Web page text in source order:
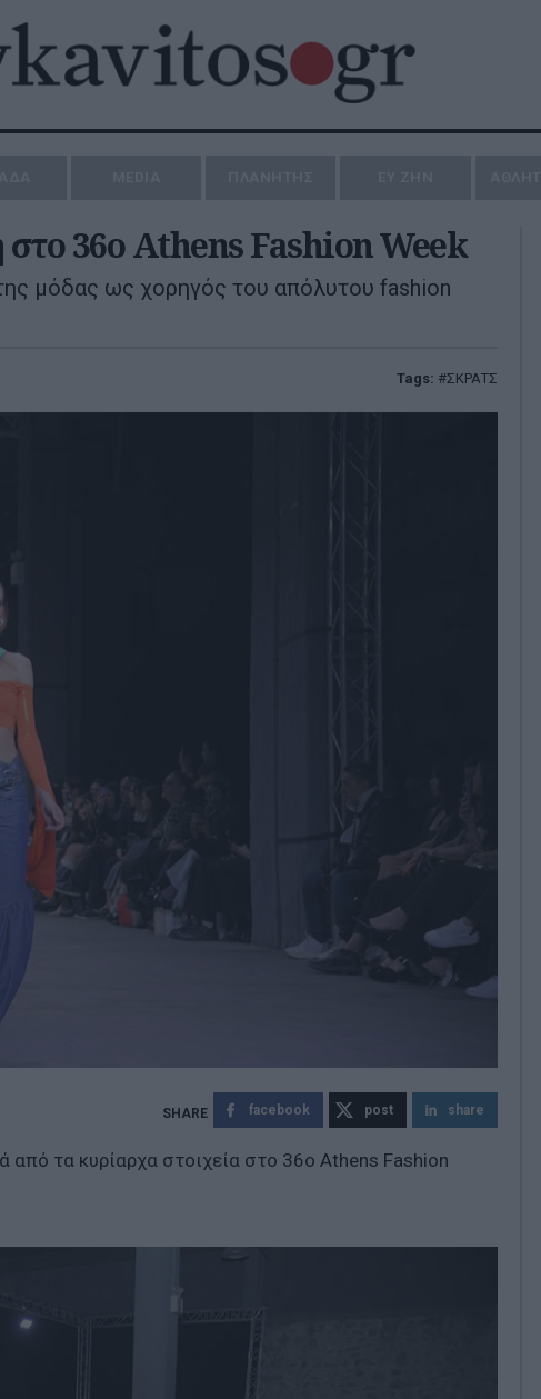
36ο Athens Fashion Week
μόδας ως χορηγός του απόλυτου fashion
Tags: ΣΚΡΑΤΣ
facebook post share
τα κυρίαρχα στοιχεία στο 36ο Athens Fashion